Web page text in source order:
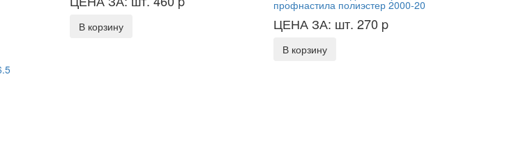
В корзину
профнастила полиэстер 2000-20
ЦЕНА ЗА: шт. 270 p
В корзину